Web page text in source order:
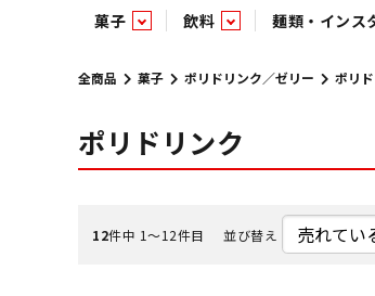
菓子
菓子 パン・生菓子
チョコレート 袋チョコ
焼き菓子
半生菓子 ポリドリン
飲料
飲料水 嗜好飲料 チルド飲料・
炭酸飲料 濃縮・乳酸・乳飲料
ミキサー飲料
医薬部外品 低ア
麺類・インス
麺類 インスタント
乾麺 即席麺 袋
調味料 ビン・缶詰 乾物 嗜
砂糖 甘味料 塩
みりん風調味料
香辛料
雑貨 ペット関連 業務用非食品
洗剤 ヘアケア
トイレ用品
洗濯用品 小物家具
業務用 業務用非食品
めん類・缶詰・びん詰・惣菜・乾物・
特集
駄菓子特集 切って使える！つり下
当たり・占い付きのラッキーお菓子
今月の特売
調味料 インスタント
青果
ペット関連 雑貨 業務用
新商品
調味料 インスタント
青果
ペット関連 雑貨 業務用
あ行 か行 さ行 た行 な
あ い う え
全商品 菓子 ポリドリンク／ゼリー ポリ
ポリドリンク
12件中 1〜12件目 並び替え